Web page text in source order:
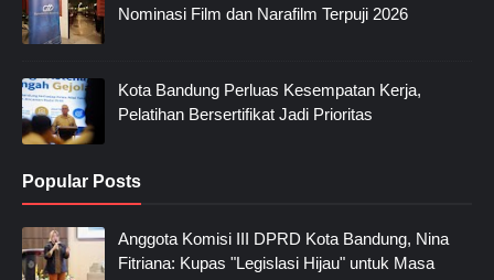
Nominasi Film dan Narafilm Terpuji 2026
Kota Bandung Perluas Kesempatan Kerja,
Pelatihan Bersertifikat Jadi Prioritas
Popular Posts
Anggota Komisi III DPRD Kota Bandung, Nina
Fitriana: Kupas "Legislasi Hijau" untuk Masa